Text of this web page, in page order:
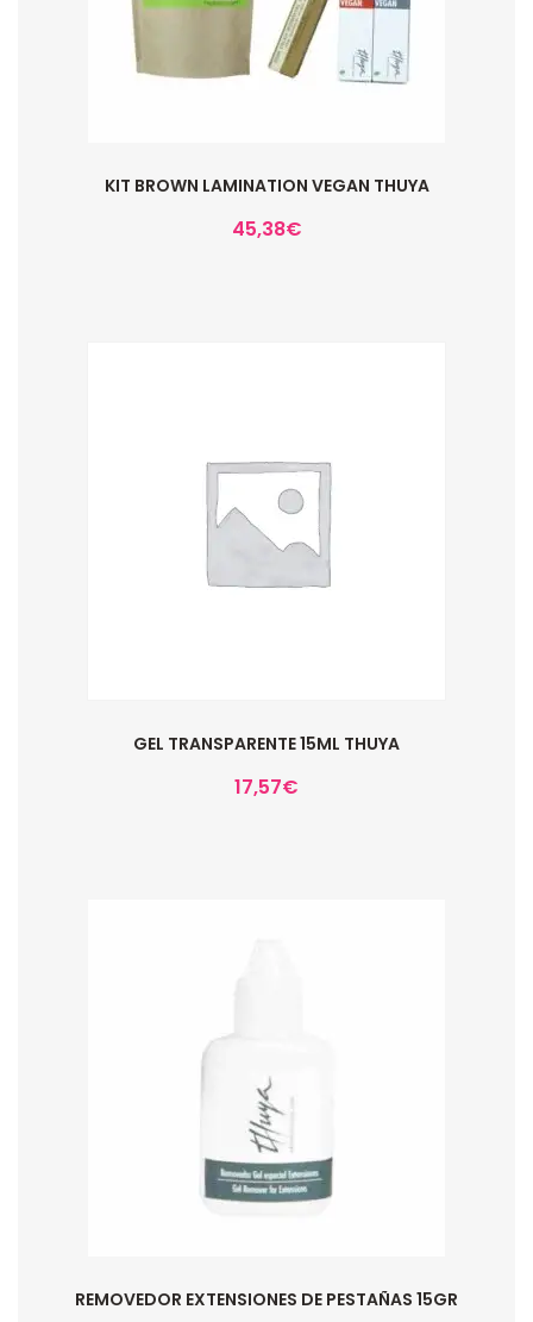
KIT BROWN LAMINATION VEGAN THUYA
45,38€
GEL TRANSPARENTE 15ML THUYA
17,57€
REMOVEDOR EXTENSIONES DE PESTAÑAS 15GR